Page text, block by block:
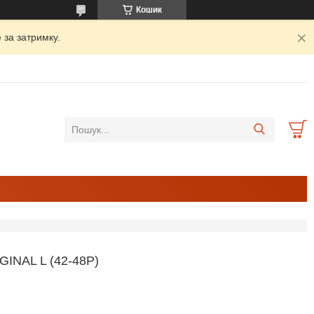
Кошик
затримку.
L (42-48P)